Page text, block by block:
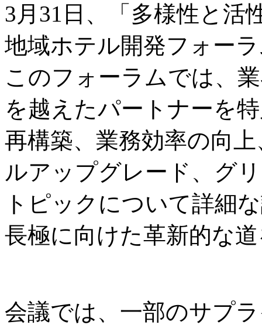
3月31日、「多様性と活
地域ホテル開発フォー
このフォーラムでは、
を越えたパートナーを
再構築、業務効率の向
ルアップグレード、グ
トピックについて詳細
長極に向けた革新的な
会議では、一部のサプ